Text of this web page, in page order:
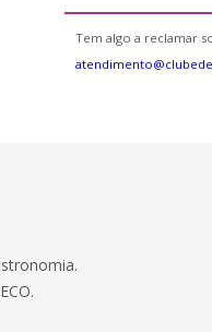
Tem algo a reclamar